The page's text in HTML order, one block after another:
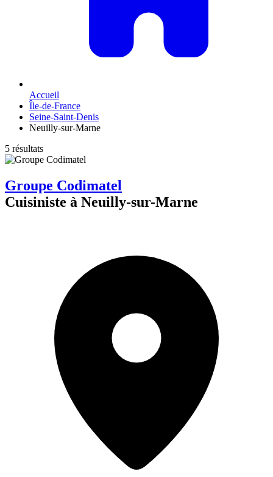
Accueil
Île-de-France
Seine-Saint-Denis
Neuilly-sur-Marne
5 résultats
Groupe Codimatel
Cuisiniste à Neuilly-sur-Marne